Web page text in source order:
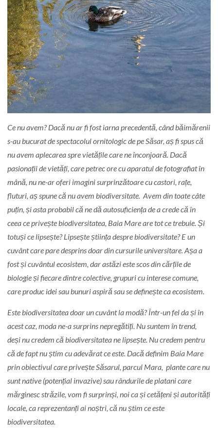
Ce nu avem? Dacă nu ar fi fost iarna precedentă, când băimărenii
s-au bucurat de spectacolul ornitologic de pe Săsar, aș fi spus că
nu avem aplecarea spre vietățile care ne înconjoară. Dacă
pasionații de vietăți, care petrec ore cu aparatul de fotografiat în
mână, nu ne-ar oferi imagini surprinzătoare cu castori, rațe,
fluturi, aș spune că nu avem biodiversitate. Avem din toate câte
puțin, și asta probabil că ne dă autosuficiența de a crede că în
ceea ce privește biodiversitatea, Baia Mare are tot ce trebuie. Și
totuși ce lipsește? Lipsește știința despre biodiversitate? E un
cuvânt care pare desprins doar din cursurile universitare. Așa a
fost și cuvântul ecosistem, dar astăzi este scos din cărțile de
biologie și fiecare dintre colective, grupuri cu interese comune,
care produc idei sau bunuri aspiră sau se definește ca ecosistem.
Este biodiversitatea doar un cuvânt la modă? Într-un fel da și în
acest caz, moda ne-a surprins nepregătiți. Nu suntem în trend,
deși nu credem că biodiversitatea ne lipsește. Nu credem pentru
că de fapt nu știm cu adevărat ce este. Dacă definim Baia Mare
prin obiectivul care privește Săsarul, parcul Mara, plante care nu
sunt native (potențial invazive) sau rândurile de platani care
mărginesc străzile, vom fi surprinși, noi ca și cetățeni și autorități
locale, ca reprezentanți ai noștri, că nu știm ce este
biodiversitatea.